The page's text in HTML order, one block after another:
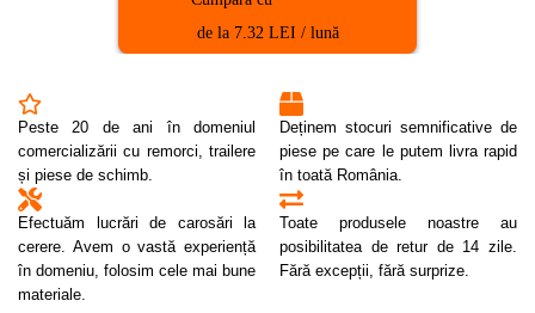
de la 7.32 LEI / lună
Peste 20 de ani în domeniul
comercializării cu remorci, trailere
și piese de schimb.
Efectuăm lucrări de carosări la
cerere. Avem o vastă experiență
în domeniu, folosim cele mai bune
materiale.
Deținem stocuri semnificative de
piese pe care le putem livra rapid
în toată România.
Toate produsele noastre au
posibilitatea de retur de 14 zile.
Fără excepții, fără surprize.